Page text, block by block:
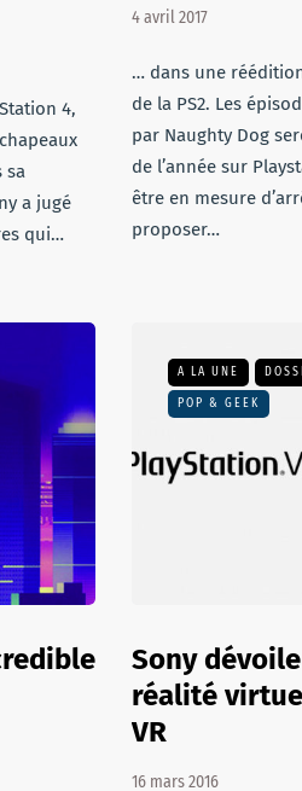
4,
sa
a jugé
qui…
4 avril 2017
… dans une
de la PS2. Les
par Naughty Dog
de l’année sur
être en mesure
proposer…
A LA UNE
POP & GEEK
Sony
réalité
VR
16 mars 2016